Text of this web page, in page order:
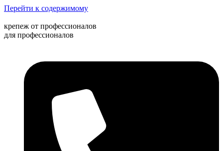
Перейти к содержимому
крепеж от профессионалов
для профессионалов